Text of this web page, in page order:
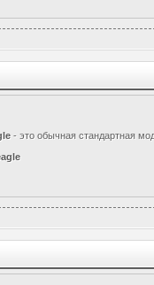
- это обычная стандартная